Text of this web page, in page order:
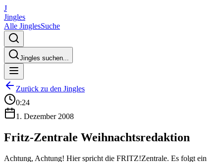
J
Jingles
Alle JinglesSuche
Jingles suchen...
Zurück zu den Jingles
0:24
1. Dezember 2008
Fritz-Zentrale Weihnachtsredaktion
Achtung, Achtung! Hier spricht die FRITZ!Zentrale. Es folgt ein